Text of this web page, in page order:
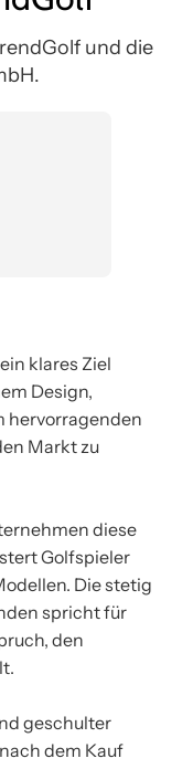
und die
klares Ziel
Design,
hervorragenden
Markt zu
diese
Golfspieler
Die stetig
spricht für
den
geschulter
dem Kauf